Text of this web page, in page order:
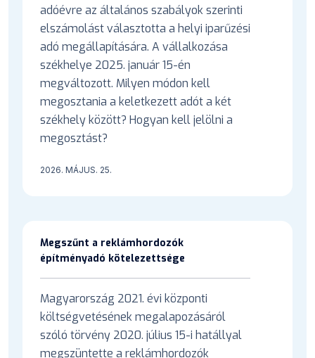
adóévre az általános szabályok szerinti
elszámolást választotta a helyi iparűzési
adó megállapítására. A vállalkozása
székhelye 2025. január 15-én
megváltozott. Milyen módon kell
megosztania a keletkezett adót a két
székhely között? Hogyan kell jelölni a
megosztást?
2026. MÁJUS. 25.
Megszűnt a reklámhordozók
építményadó kötelezettsége
Magyarország 2021. évi központi
költségvetésének megalapozásáról
szóló törvény 2020. július 15-i hatállyal
megszüntette a reklámhordozók